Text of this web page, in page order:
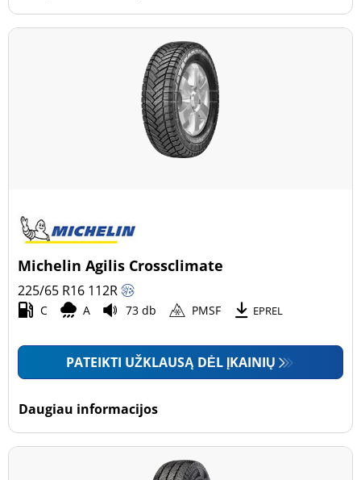
Michelin Agilis Crossclimate
225/65 R16 112R
C A 73 db PMSF EPREL
PATEIKTI UŽKLAUSĄ DĖL ĮKAINIŲ
Daugiau informacijos